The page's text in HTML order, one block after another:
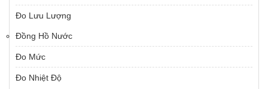
Đo Lưu Lượng
Đồng Hồ Nước
Đo Mức
Đo Nhiệt Độ